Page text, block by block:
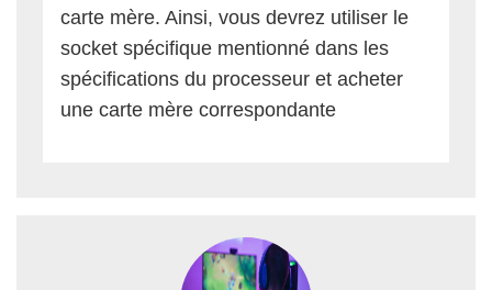
carte mère. Ainsi, vous devrez utiliser le
socket spécifique mentionné dans les
spécifications du processeur et acheter
une carte mère correspondante